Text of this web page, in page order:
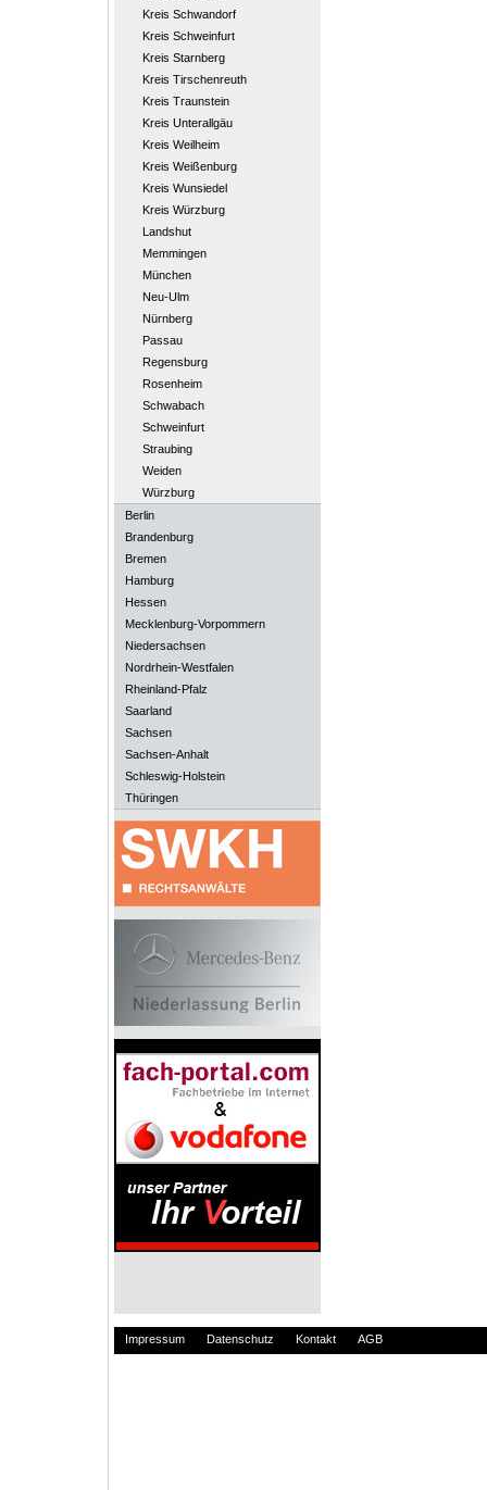
Kreis Schwandorf
Kreis Schweinfurt
Kreis Starnberg
Kreis Tirschenreuth
Kreis Traunstein
Kreis Unterallgäu
Kreis Weilheim
Kreis Weißenburg
Kreis Wunsiedel
Kreis Würzburg
Landshut
Memmingen
München
Neu-Ulm
Nürnberg
Passau
Regensburg
Rosenheim
Schwabach
Schweinfurt
Straubing
Weiden
Würzburg
Berlin
Brandenburg
Bremen
Hamburg
Hessen
Mecklenburg-Vorpommern
Niedersachsen
Nordrhein-Westfalen
Rheinland-Pfalz
Saarland
Sachsen
Sachsen-Anhalt
Schleswig-Holstein
Thüringen
Impressum Datenschutz Kontakt AGB